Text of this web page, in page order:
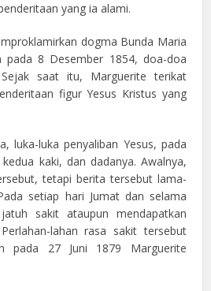
yang ia alami.
dogma Bunda Maria
pada 8 Desember 1854, doa-doa
saat itu, Marguerite terikat
figur Yesus Kristus yang
luka-luka penyaliban Yesus, pada
kaki, dan dadanya. Awalnya,
tetapi berita tersebut lama-
setiap hari Jumat dan selama
sakit ataupun mendapatkan
lahan rasa sakit tersebut
pada 27 Juni 1879 Marguerite